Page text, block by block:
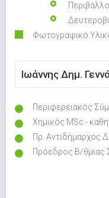
Φωτογραφικό
Ιωάννης Δημ.
Περιφερειακός
Χημικός MSc -
Πρ. Αντιδήμαρχος
Πρόεδρος Β/θμιας